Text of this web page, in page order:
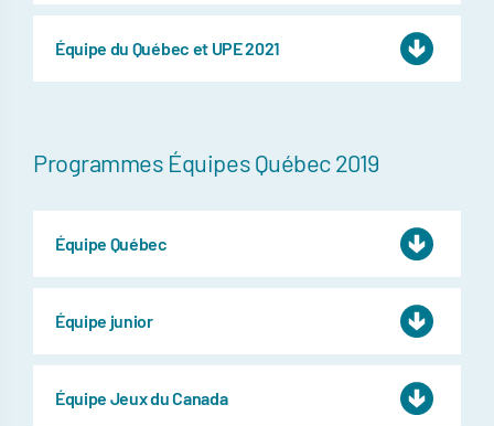
Équipe du Québec et UPE 2021
Programmes Équipes Québec 2019
Équipe Québec
Équipe junior
Équipe Jeux du Canada